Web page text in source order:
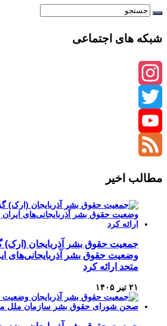
شبکه های اجتماعی
Instagram
Twitter
YouTube
مطالب اخیر
جمعیت حقوق بشر آذربایجان (ارک)
وضعیت حقوق بشر آذربایجانی‌های
متحد ارائه کرد
۲۱ تیر ۱۴۰۵